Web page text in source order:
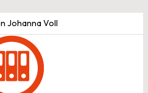
Johanna Voll